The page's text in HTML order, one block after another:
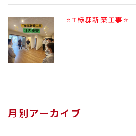
⭐T様邸新築工事⭐
月別アーカイブ